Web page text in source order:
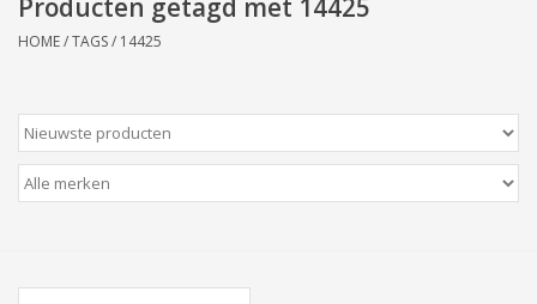
Wenskaarten
Zeeuws/Streek
Producten getagd met 14425
HOME/TAGS/ 14425